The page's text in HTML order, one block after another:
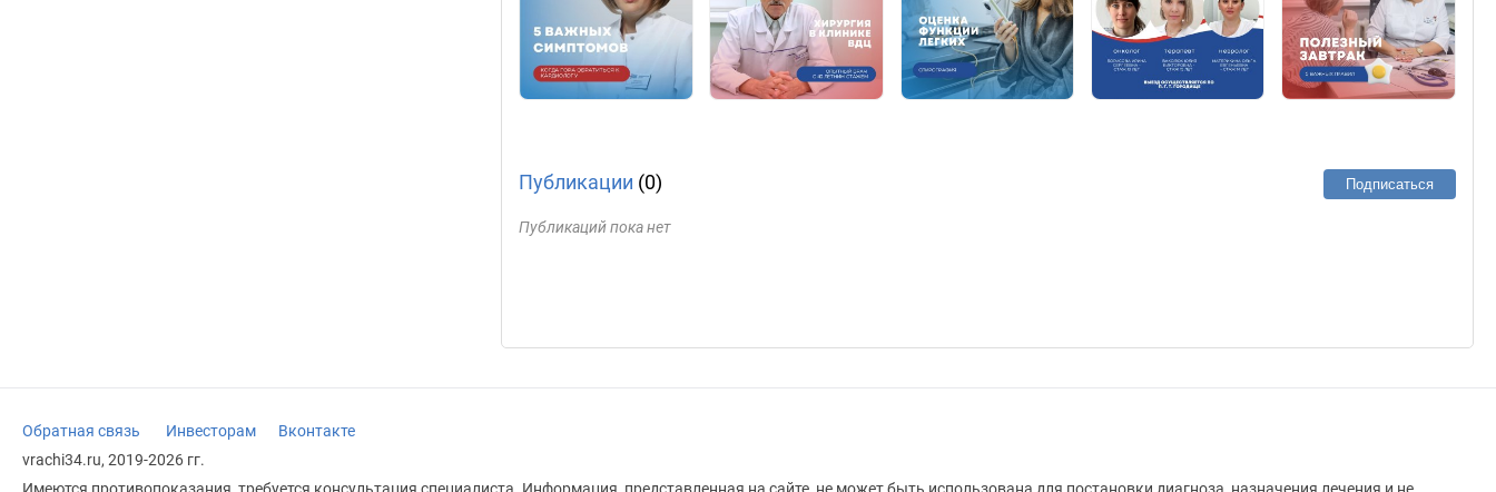
Публикации (0) Подписаться
Публикаций пока нет
Обратная связь Инвесторам
Вконтакте
vrachi34.ru, 2019-2026 гг.
Имеются противопоказания, требуется консультация специалиста. Информация, представленная на сайте, не может быть использована для постановки диагноза, назначения лечения и не